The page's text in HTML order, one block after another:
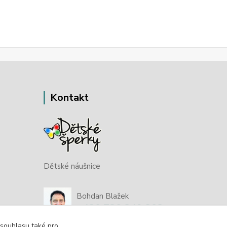
Kontakt
Dětské náušnice
Bohdan Blažek
+420 720 349 302